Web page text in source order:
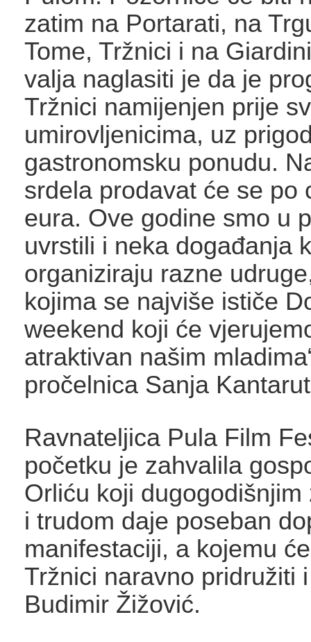
zatim na Portarati, na
Tome, Tržnici i na
valja naglasiti je da je
Tržnici namijenjen prije
umirovljenicima, uz
gastronomsku ponudu.
srdela prodavat će se po
eura. Ove godine smo u
uvrstili i neka događanja
organiziraju razne
kojima se najviše ističe
weekend koji će
atraktivan našim
pročelnica Sanja
Ravnateljica Pula Film
početku je zahvalila
Orliću koji dugogodišnjim
i trudom daje poseban
manifestaciji, a kojemu
Tržnici naravno pridružiti
Budimir Žižović.